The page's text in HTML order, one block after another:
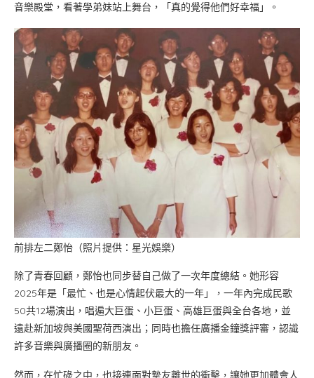
音樂殿堂，看著學弟妹站上舞台，「真的覺得他們好幸福」。
前排左二鄭怡（照片提供：星光娛樂）
除了青春回顧，鄭怡也同步替自己做了一次年度總結。她形容
2025年是「最忙、也是心情起伏最大的一年」，一年內完成民歌
50共12場演出，唱遍大巨蛋、小巨蛋、高雄巨蛋與全台各地，並
遠赴新加坡與美國聖荷西演出；同時也擔任廣播金鐘獎評審，認識
許多音樂與廣播圈的新朋友。
然而，在忙碌之中，也接連面對摯友離世的衝擊，讓她更加體會人